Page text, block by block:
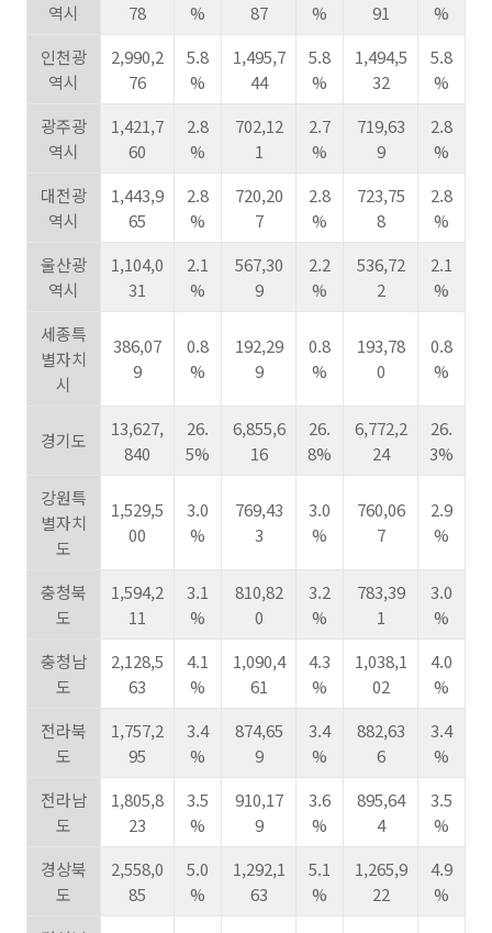
역시
78
%
87
%
91
%
인천광
역시
2,990,2
76
5.8
%
1,495,7
44
5.8
%
1,494,5
32
5.8
%
광주광
역시
1,421,7
60
2.8
%
702,12
1
2.7
%
719,63
9
2.8
%
대전광
역시
1,443,9
65
2.8
%
720,20
7
2.8
%
723,75
8
2.8
%
울산광
역시
1,104,0
31
2.1
%
567,30
9
2.2
%
536,72
2
2.1
%
세종특
별자치
시
386,07
9
0.8
%
192,29
9
0.8
%
193,78
0
0.8
%
경기도
13,627,
840
26.
5%
6,855,6
16
26.
8%
6,772,2
24
26.
3%
강원특
별자치
도
1,529,5
00
3.0
%
769,43
3
3.0
%
760,06
7
2.9
%
충청북
도
1,594,2
11
3.1
%
810,82
0
3.2
%
783,39
1
3.0
%
충청남
도
2,128,5
63
4.1
%
1,090,4
61
4.3
%
1,038,1
02
4.0
%
전라북
도
1,757,2
95
3.4
%
874,65
9
3.4
%
882,63
6
3.4
%
전라남
도
1,805,8
23
3.5
%
910,17
9
3.6
%
895,64
4
3.5
%
경상북
도
2,558,0
85
5.0
%
1,292,1
63
5.1
%
1,265,9
22
4.9
%